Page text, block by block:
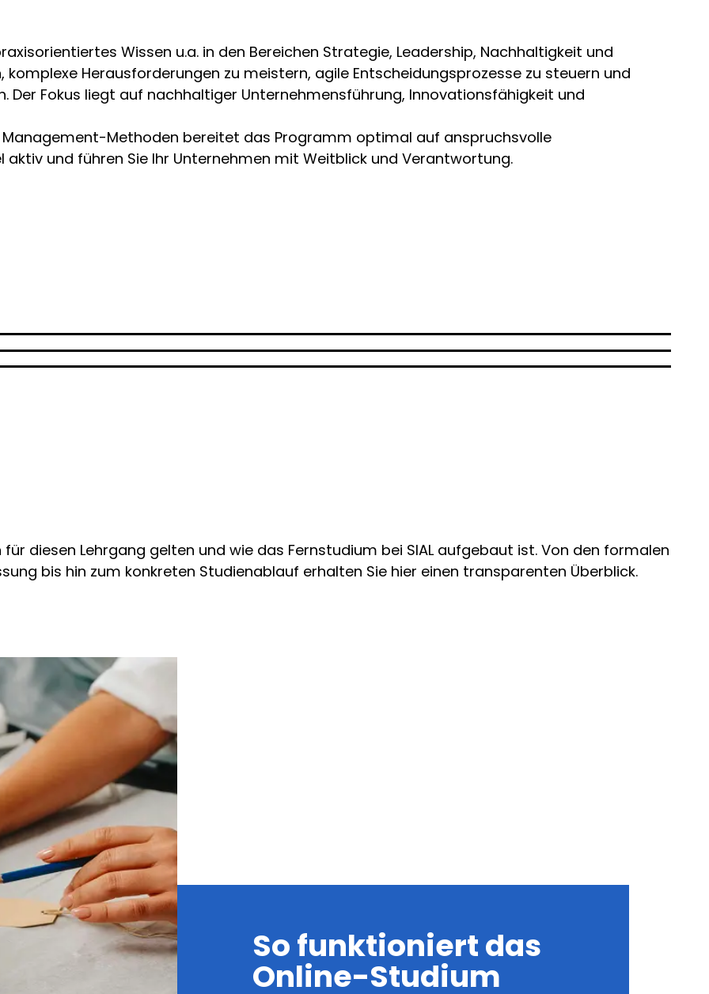
Wissen u.a. in den Bereichen Strategie, Leadership, Nachhaltigkeit und
Herausforderungen zu meistern, agile Entscheidungsprozesse zu steuern und
Der Fokus liegt auf nachhaltiger Unternehmensführung, Innovationsfähigkeit und
Management-Methoden bereitet das Programm optimal auf anspruchsvolle
aktiv und führen Sie Ihr Unternehmen mit Weitblick und Verantwortung.
nach und umfasst mindestens 30 Credits. Dieser Abschluss kann auf verschiedenen
diesen Lehrgang gelten und wie das Fernstudium bei SIAL aufgebaut ist. Von den formalen
bis hin zum konkreten Studienablauf erhalten Sie hier einen transparenten Überblick.
So funktioniert das
Online-Studium